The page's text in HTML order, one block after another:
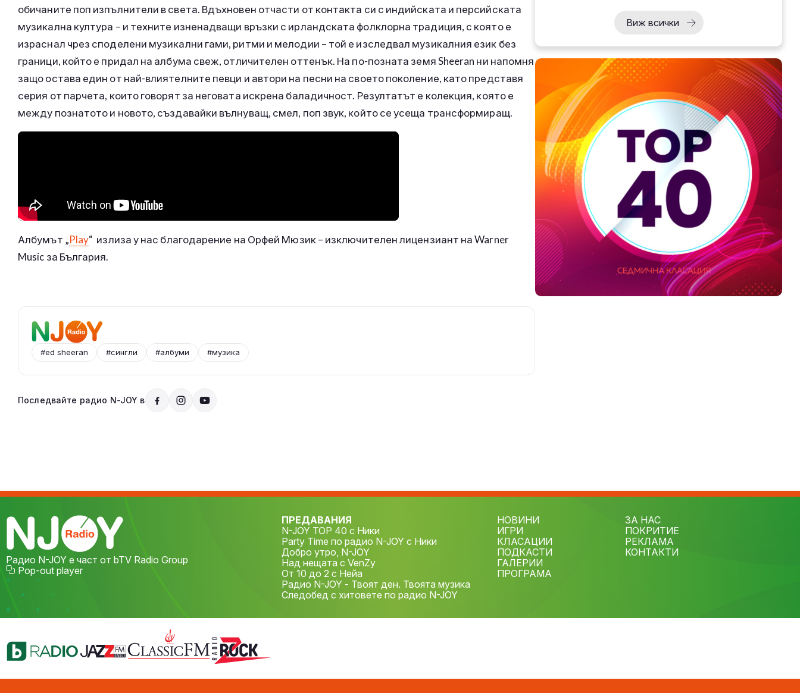
обичаните поп изпълнители в света. Вдъхновен отчасти от контакта си с индийската и персийската
музикална култура – и техните изненадващи връзки с ирландската фолклорна традиция, с която е
израснал чрез споделени музикални гами, ритми и мелодии – той е изследвал музикалния език без
граници, който е придал на албума свеж, отличителен оттенък. На по-позната земя Sheeran ни напомня
защо остава един от най-влиятелните певци и автори на песни на своето поколение, като представя
серия от парчета, които говорят за неговата искрена баладичност. Резултатът е колекция, която е
между познатото и новото, създавайки вълнуващ, смел, поп звук, който се усеща трансформиращ.
Албумът „Play“ излиза у нас благодарение на Орфей Мюзик – изключителен лицензиант на Warner
Music за България.
#ed sheeran #сингли #албуми #музика
Последвайте радио N-JOY в
Виж всички
Радио N-JOY е част от bTV Radio Group
Pop-out player
ПРЕДАВАНИЯ
N-JOY TOP 40 с Ники
Party Time по радио N-JOY с Ники
Добро утро, N-JOY
Над нещата с VenZy
От 10 до 2 с Нейа
Радио N-JOY - Твоят ден. Твоята музика
Следобед с хитовете по радио N-JOY
НОВИНИ
ИГРИ
КЛАСАЦИИ
ПОДКАСТИ
ГАЛЕРИИ
ПРОГРАМА
ЗА НАС
ПОКРИТИЕ
РЕКЛАМА
КОНТАКТИ